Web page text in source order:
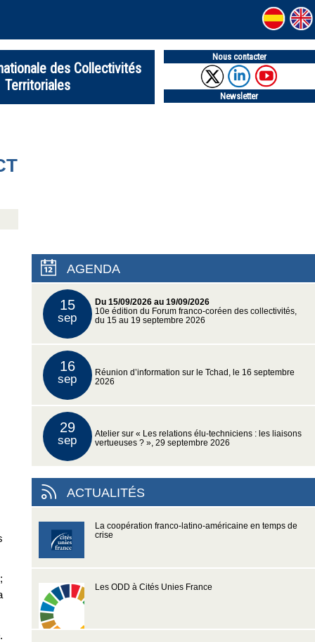
des Collectivités
Territoriales
Nous contacter
Newsletter
AGENDA
15
sep
Du 15/09/2026 au 19/09/2026
10e édition du Forum franco-coréen des collectivités,
du 15 au 19 septembre 2026
16
sep
Réunion d’information sur le Tchad, le 16 septembre
2026
29
sep
Atelier sur « Les relations élu-techniciens : les liaisons
vertueuses ? », 29 septembre 2026
ACTUALITÉS
La coopération franco-latino-américaine en temps de
crise
Les ODD à Cités Unies France